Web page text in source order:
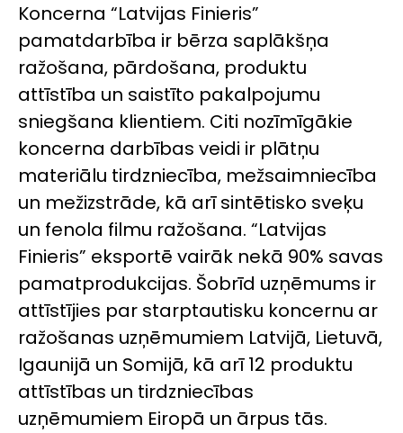
Koncerna “Latvijas Finieris”
pamatdarbība ir bērza saplākšņa
ražošana, pārdošana, produktu
attīstība un saistīto pakalpojumu
sniegšana klientiem. Citi nozīmīgākie
koncerna darbības veidi ir plātņu
materiālu tirdzniecība, mežsaimniecība
un mežizstrāde, kā arī sintētisko sveķu
un fenola filmu ražošana. “Latvijas
Finieris” eksportē vairāk nekā 90% savas
pamatprodukcijas. Šobrīd uzņēmums ir
attīstījies par starptautisku koncernu ar
ražošanas uzņēmumiem Latvijā, Lietuvā,
Igaunijā un Somijā, kā arī 12 produktu
attīstības un tirdzniecības
uzņēmumiem Eiropā un ārpus tās.